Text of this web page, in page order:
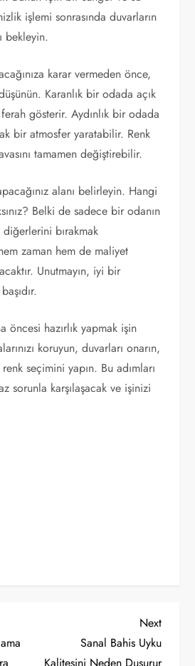
işlemi sonrasında duvarların
bekleyin.
karar vermeden önce,
düşünün. Karanlık bir odada açık
gösterir. Aydınlık bir odada
bir atmosfer yaratabilir. Renk
tamamen değiştirebilir.
alanı belirleyin. Hangi
Belki de sadece bir odanın
diğerlerini bırakmak
zaman hem de maliyet
Unutmayın, iyi bir
öncesi hazırlık yapmak işin
koruyun, duvarları onarın,
seçimini yapın. Bu adımları
sorunla karşılaşacak ve işinizi
Next
Post
Next
Sanal Bahis Uyku